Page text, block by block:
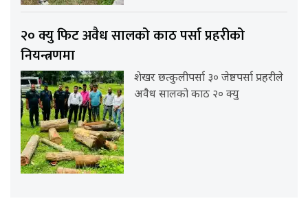
२० क्यु फिट अवैध सालको काठ पर्सा प्रहरीको
नियन्त्रणमा
शेखर छत्कुलीपर्सा ३० जेष्ठपर्सा प्रहरीले
अवैध सालको काठ २० क्यु